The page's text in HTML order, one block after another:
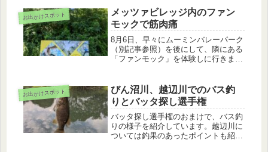
で、出来ないままでした。このままで
は行けないと思い、購入したのがこ...
お出かけスポット
メッツァビレッジ内のファン
モックで筋肉痛
8月6日、早々にムーミンバレーパーク
（別記事参照）を後にして、隣にある
「ファンモック」を体験しに行きまし
で、森の中にネットが張ってあり、自
由に飛んだり跳ねたりできる...
お出かけスポット
びん沼川、越辺川でのバス釣
りとバッタ探し選手権
バッタ探し選手権のおまけで、バス釣
りの様子を紹介しています。越辺川に
ついては釣果のあったポイントも紹介